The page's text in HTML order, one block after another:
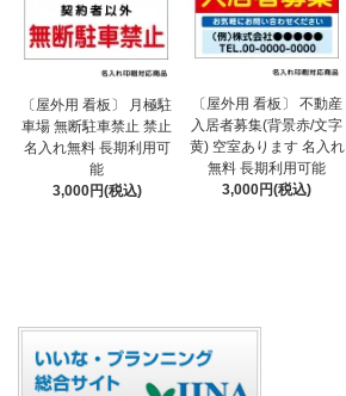
〔屋外用 看板〕 月極駐
車場 無断駐車禁止 禁止
名入れ無料 長期利用可
能
3,000円(税込)
〔屋外用 看板〕 不動産
入居者募集(背景赤/文字
黄) 空室あります 名入れ
無料 長期利用可能
3,000円(税込)